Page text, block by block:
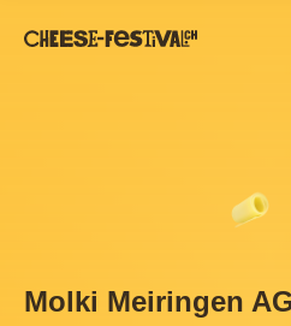
Molki Meiringen